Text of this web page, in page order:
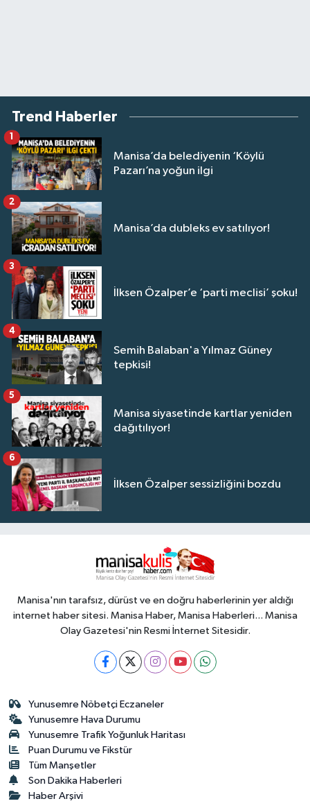
Trend Haberler
Manisa’da belediyenin ‘Köylü
Pazarı’na yoğun ilgi
1
Manisa’da dubleks ev satılıyor!
2
İlksen Özalper’e ‘parti meclisi’ şoku!
3
Semih Balaban'a Yılmaz Güney
tepkisi!
4
Manisa siyasetinde kartlar yeniden
dağıtılıyor!
5
İlksen Özalper sessizliğini bozdu
6
Manisa'nın tarafsız, dürüst ve en doğru haberlerinin yer aldığı
internet haber sitesi. Manisa Haber, Manisa Haberleri... Manisa
Olay Gazetesi'nin Resmi İnternet Sitesidir.
Yunusemre Nöbetçi Eczaneler
Yunusemre Hava Durumu
Yunusemre Trafik Yoğunluk Haritası
Puan Durumu ve Fikstür
Tüm Manşetler
Son Dakika Haberleri
Haber Arşivi